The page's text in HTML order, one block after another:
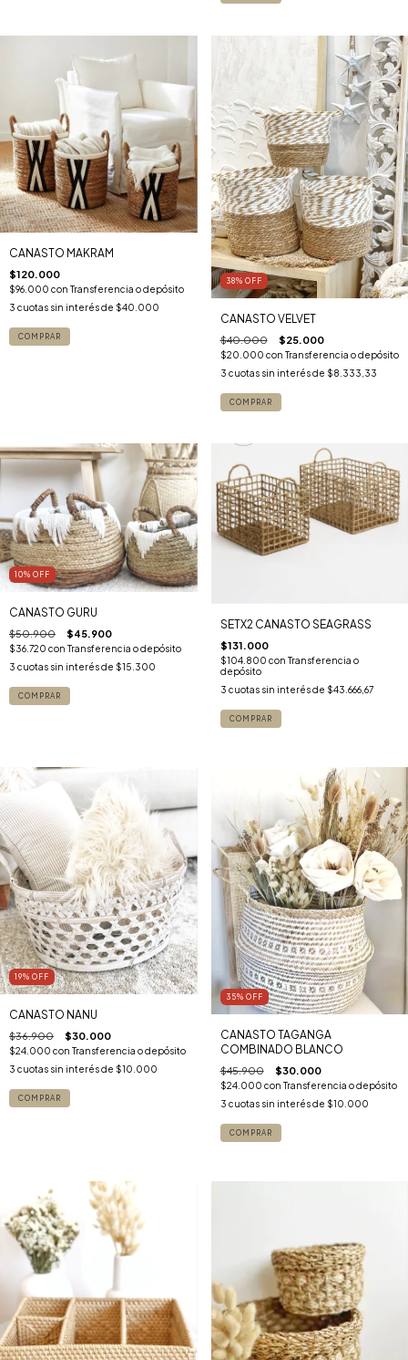
CANASTO MAKRAM
$120.000
$96.000 con Transferencia o depósito
3 cuotas sin interés de $40.000
COMPRAR
38% OFF
CANASTO VELVET
$40.000 $25.000
$20.000 con Transferencia o depósito
3 cuotas sin interés de $8.333,33
COMPRAR
10% OFF
CANASTO GURU
$50.900 $45.900
$36.720 con Transferencia o depósito
3 cuotas sin interés de $15.300
COMPRAR
SETX2 CANASTO SEAGRASS
$131.000
$104.800 con Transferencia o
depósito
3 cuotas sin interés de $43.666,67
19% OFF
CANASTO NANU
$36.900 $30.000
$24.000 con Transferencia o depósito
3 cuotas sin interés de $10.000
COMPRAR
35% OFF
CANASTO TAGANGA
COMBINADO BLANCO
$45.900 $30.000
$24.000 con Transferencia o depósito
3 cuotas sin interés de $10.000